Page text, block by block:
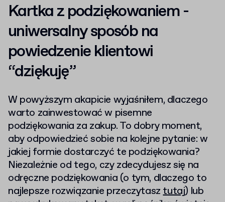
Kartka z podziękowaniem -
uniwersalny sposób na
powiedzenie klientowi
“dziękuję”
W powyższym akapicie wyjaśniłem, dlaczego
warto zainwestować w pisemne
podziękowania za zakup. To dobry moment,
aby odpowiedzieć sobie na kolejne pytanie: w
jakiej formie dostarczyć te podziękowania?
Niezależnie od tego, czy zdecydujesz się na
odręczne podziękowania (o tym, dlaczego to
najlepsze rozwiązanie przeczytasztutaj) lub